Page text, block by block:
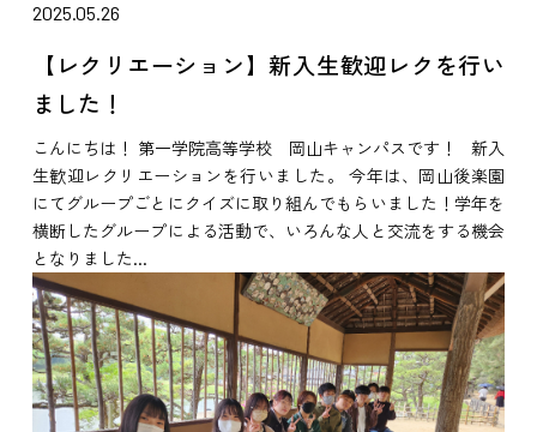
2025.05.26
【レクリエーション】新入生歓迎レクを行い
ました！
こんにちは！ 第一学院高等学校 岡山キャンパスです！ 新入
生歓迎レクリエーションを行いました。 今年は、岡山後楽園
にてグループごとにクイズに取り組んでもらいました！学年を
横断したグループによる活動で、いろんな人と交流をする機会
となりました...